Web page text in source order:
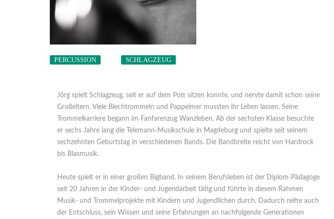
PERCUSSION SCHLAGZEUG
Jörg spielt Schlagzeug, seit er auf dem Pott sitzen konnte, und nervte damit schon seine
Großeltern. Viele Blechtrommeln und Pappeimer mussten ihr Leben lassen. Seine
Trommelkarriere begann im Fanfarenzug Wanzleben. Ab der sechsten Klasse besuchte
er sechs Jahre lang die Telemann-Musikschule in Magdeburg und spielte seit seinem
sechzehnten Geburtstag in verschiedenen Bands. Die Bandbreite reicht von Hardrock
bis Blasmusik.
Heute spielt er in einer großen Bigband. In seinem Berufsleben ist der Diplom-Pädagoge
seit 20 Jahren in der Kinder- und Jugendarbeit tätig und führte in diesem Rahmen
Musik- und Trommelprojekte mit Kindern und Jugendlichen durch. Dadurch reifte auch
der Entschluss, sein Wissen und seine Erfahrungen an nachfolgende Generationen